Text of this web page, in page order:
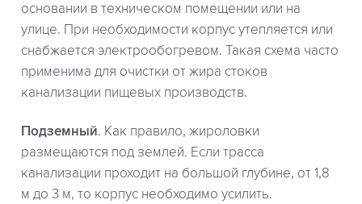
основании в техническом помещении или на
улице. При необходимости корпус утепляется или
снабжается электрообогревом. Такая схема часто
применима для очистки от жира стоков
канализации пищевых производств.
Подземный. Как правило, жироловки
размещаются под землей. Если трасса
канализации проходит на большой глубине, от 1,8
м до 3 м, то корпус необходимо усилить.